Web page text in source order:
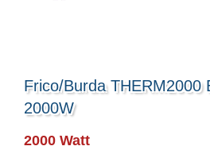
Frico/Burda THERM2000
2000W
2000 Watt